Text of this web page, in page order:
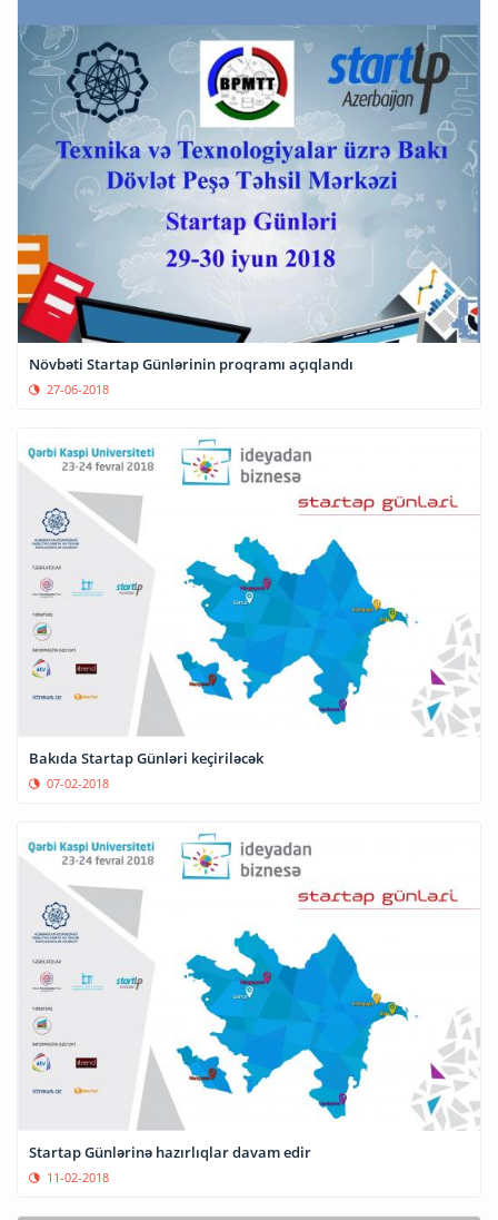
Növbəti Startap Günlərinin proqramı açıqlandı
27-06-2018
Bakıda Startap Günləri keçiriləcək
07-02-2018
Startap Günlərinə hazırlıqlar davam edir
11-02-2018